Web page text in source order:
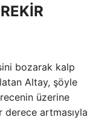
bozarak kalp
Altay, şöyle
üzerine
derece artmasıyla